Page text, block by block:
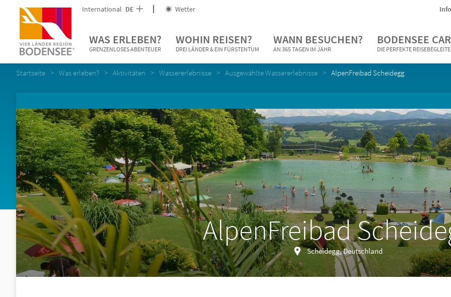
International DE Wetter
WAS ERLEBEN?
GRENZENLOSES ABENTEUER
WOHIN REISEN?
DREI LÄNDER & EIN FÜRSTENTUM
WANN BESUCHEN?
AN 365 TAGEN IM JAHR
BODENSEE
DIE PERFEKTE
Startseite Was erleben? Aktivitäten Wassererlebnisse Ausgewählte Wassererlebnisse AlpenFreibad Scheidegg
AlpenFreibad
Scheidegg, Deutschland